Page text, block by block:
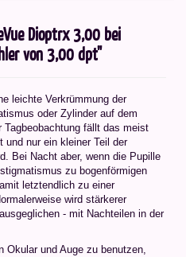
Dioptrx 3,00 bei
von 3,00 dpt"
leichte Verkrümmung der
oder Zylinder auf dem
Tagbeobachtung fällt das meist
nur ein kleiner Teil der
Bei Nacht aber, wenn die Pupille
zu bogenförmigen
letztendlich zu einer
wird stärkerer
- mit Nachteilen in der
Okular und Auge zu benutzen,